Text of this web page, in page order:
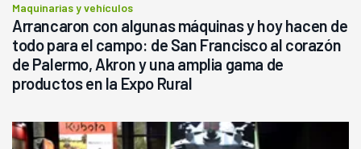
Maquinarias y vehículos
Arrancaron con algunas máquinas y hoy hacen de
todo para el campo: de San Francisco al corazón
de Palermo, Akron y una amplia gama de
productos en la Expo Rural